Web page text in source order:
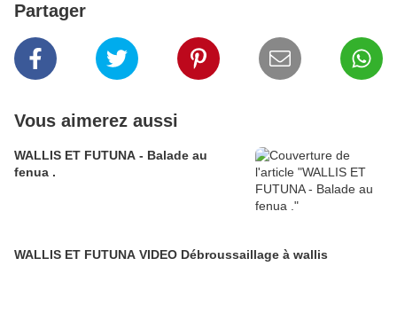
Partager
Vous aimerez aussi
WALLIS ET FUTUNA - Balade au
fenua .
WALLIS ET FUTUNA VIDEO Débroussaillage à wallis